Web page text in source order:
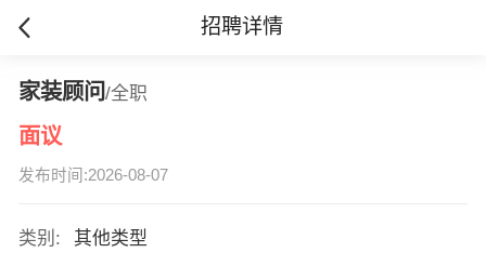
招聘详情
家装顾问/全职
面议
发布时间:2026-08-07
类别:
其他类型